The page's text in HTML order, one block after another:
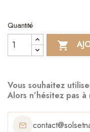
Quantité

Vous souhaitez
Alors n’hésitez pas